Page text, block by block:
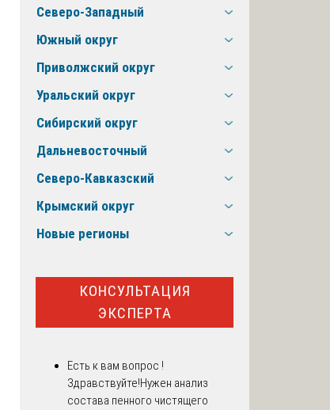
Северо-Западный
Южный округ
Приволжский округ
Уральский округ
Сибирский округ
Дальневосточный
Северо-Кавказский
Крымский округ
Новые регионы
КОНСУЛЬТАЦИЯ
ЭКСПЕРТА
Есть к вам вопрос !
Здравствуйте!Нужен анализ
состава пенного чистящего